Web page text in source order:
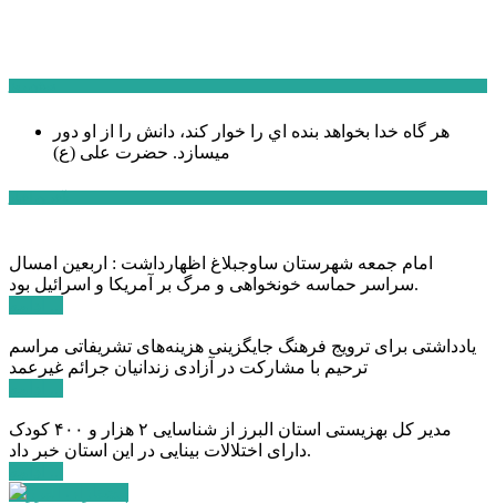
هر گاه خدا بخواهد بنده اي را خوار كند، دانش را از او دور
میسازد. حضرت علی (ع)
امام جمعه شهرستان ساوجبلاغ اظهارداشت : اربعین امسال
سراسر حماسه خونخواهی و مرگ بر آمریکا و اسرائیل بود.
یادداشتی برای ترویج فرهنگ جایگزینی هزینه‌های تشریفاتی مراسم
ترحیم با مشارکت در آزادی زندانیان جرائم غیرعمد
مدیر کل بهزیستی استان البرز از شناسایی ۲ هزار و ۴۰۰ کودک
دارای اختلالات بینایی در این استان خبر داد.